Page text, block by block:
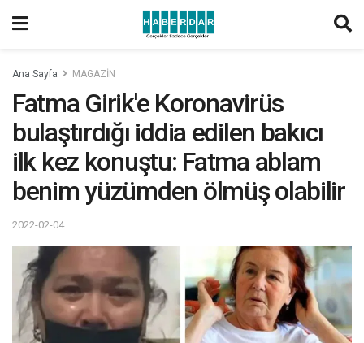
Ana Sayfa MAGAZİN
Fatma Girik'e Koronavirüs
bulaştırdığı iddia edilen bakıcı
ilk kez konuştu: Fatma ablam
benim yüzümden ölmüş olabilir
2022-02-04